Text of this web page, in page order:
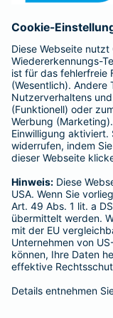
Schnelle
gewährleisten
Der Dackel Balu
frisst er leider eine
Notfalls nimmt der
Besitzer muss eine
Basis-Schutz der
im tierärztlichen
der